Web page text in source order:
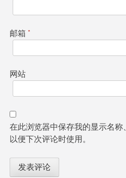
邮箱 *
网站
在此浏览器中保存我的显示名称
以便下次评论时使用。